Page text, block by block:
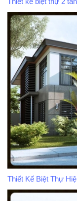
Thiết Kế Biệt Thự